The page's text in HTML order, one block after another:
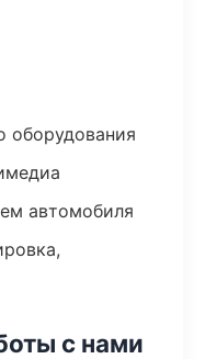
оборудования
автомобиля
с нами